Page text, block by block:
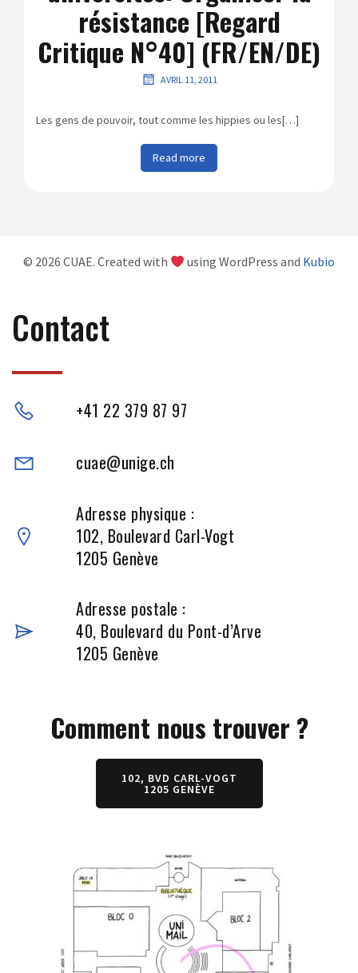
résistance [Regard
Critique N°40] (FR/EN/DE)
AVRIL 11, 2011
Les gens de pouvoir, tout comme les hippies ou les[…]
Read more
© 2026 CUAE. Created with using WordPress and Kubio
Contact
+41 22 379 87 97
cuae@unige.ch
Adresse physique :
102, Boulevard Carl-Vogt
1205 Genève
Adresse postale :
40, Boulevard du Pont-d’Arve
1205 Genève
Comment nous trouver ?
102, BVD CARL-VOGT
1205 GENÈVE